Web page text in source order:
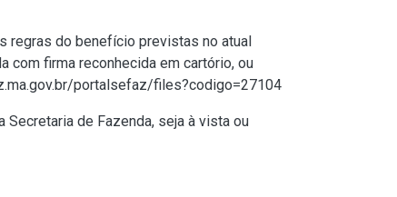
regras do benefício previstas no atual
com firma reconhecida em cartório, ou
portalsefaz/files?codigo=27104
de Fazenda, seja à vista ou